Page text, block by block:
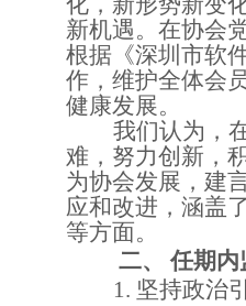
新机遇。在协会
根据《深圳市软
作，维护全体会
健康发展。
我们认为，
难，努力创新，
为协会发展，建
应和改进，涵盖
等方面。
二、任期内
1. 坚持政治